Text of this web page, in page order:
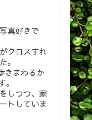
真好きで
クロスすれ
。
きまわるか
しつつ、家
トしていま